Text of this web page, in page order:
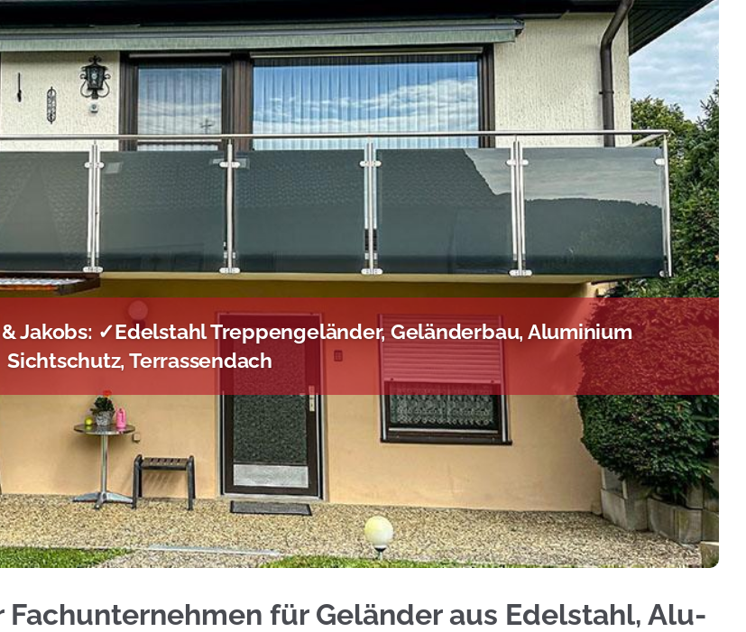
Jakobs: ✓Edelstahl Treppengeländer, Geländerbau, Aluminium
Sichtschutz, Terrassendach
oder ✓Aluminium Sichtschutz, Geländerbau, Treppengeländer,
für Geländer aus Edelstahl, Alu-